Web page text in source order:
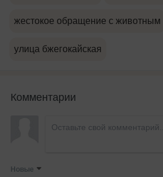
жестокое обращение с животным
улица бжегокайская
Комментарии
Новые